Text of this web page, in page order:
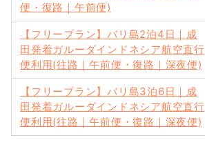
便・復路｜午前便)
【フリープラン】バリ島2泊4日｜成
田発着ガルーダインドネシア航空直行
便利用(往路｜午前便・復路｜深夜便)
【フリープラン】バリ島3泊6日｜成
田発着ガルーダインドネシア航空直行
便利用(往路｜午前便・復路｜深夜便)